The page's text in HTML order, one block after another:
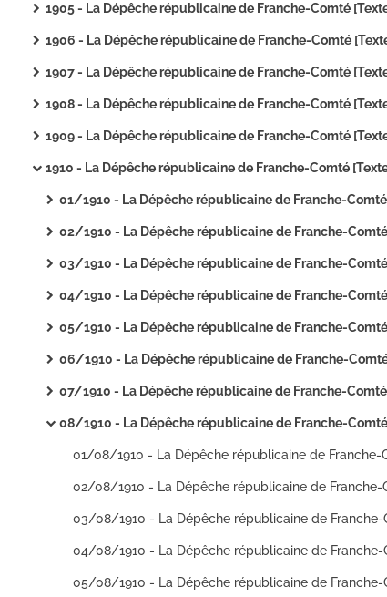
1905 - La Dépêche républicaine de Franche-Comté [Texte
1906 - La Dépêche républicaine de Franche-Comté [Texte
1907 - La Dépêche républicaine de Franche-Comté [Texte
1908 - La Dépêche républicaine de Franche-Comté [Texte
1909 - La Dépêche républicaine de Franche-Comté [Texte
1910 - La Dépêche républicaine de Franche-Comté [Texte
01/1910 - La Dépêche républicaine de Franche-Comté [Texte
02/1910 - La Dépêche républicaine de Franche-Comté [Texte
03/1910 - La Dépêche républicaine de Franche-Comté [Texte
04/1910 - La Dépêche républicaine de Franche-Comté [Texte
05/1910 - La Dépêche républicaine de Franche-Comté [Texte
06/1910 - La Dépêche républicaine de Franche-Comté [Texte
07/1910 - La Dépêche républicaine de Franche-Comté [Texte
08/1910 - La Dépêche républicaine de Franche-Comté [Texte